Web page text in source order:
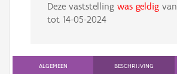
Deze vaststelling was geldigvan
tot 14-05-2024
ALGEMEEN BESCHRIJVING